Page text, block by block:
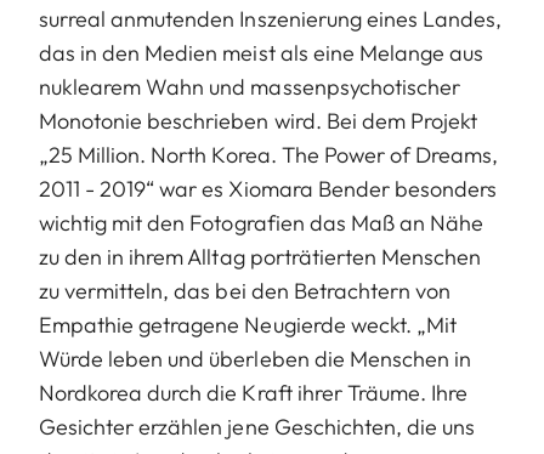
surreal anmutenden Inszenierung eines Landes,
das in den Medien meist als eine Melange aus
nuklearem Wahn und massenpsychotischer
Monotonie beschrieben wird. Bei dem Projekt
„25 Million. North Korea. The Power of Dreams,
2011 - 2019“ war es Xiomara Bender besonders
wichtig mit den Fotografien das Maß an Nähe
zu den in ihrem Alltag porträtierten Menschen
zu vermitteln, das bei den Betrachtern von
Empathie getragene Neugierde weckt. „Mit
Würde leben und überleben die Menschen in
Nordkorea durch die Kraft ihrer Träume. Ihre
Gesichter erzählen jene Geschichten, die uns